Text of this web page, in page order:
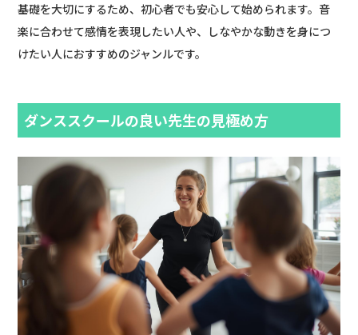
基礎を大切にするため、初心者でも安心して始められます。音
楽に合わせて感情を表現したい人や、しなやかな動きを身につ
けたい人におすすめのジャンルです。
ダンススクールの良い先生の見極め方